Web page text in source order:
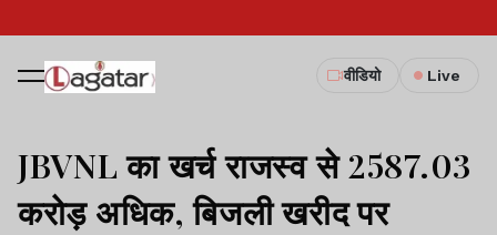
वीडियो Live
JBVNL का खर्च राजस्व से 2587.03
करोड़ अधिक, बिजली खरीद पर